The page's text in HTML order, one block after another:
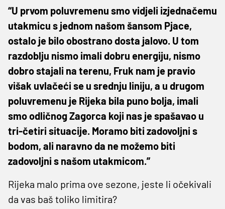
“U prvom poluvremenu smo vidjeli izjednačemu
utakmicu s jednom našom šansom Pjace,
ostalo je bilo obostrano dosta jalovo. U tom
razdoblju nismo imali dobru energiju, nismo
dobro stajali na terenu, Fruk nam je pravio
višak uvlačeći se u srednju liniju, a u drugom
poluvremenu je Rijeka bila puno bolja, imali
smo odličnog Zagorca koji nas je spašavao u
tri-četiri situacije. Moramo biti zadovoljni s
bodom, ali naravno da ne možemo biti
zadovoljni s našom utakmicom.”
Rijeka malo prima ove sezone, jeste li očekivali
da vas baš toliko limitira?